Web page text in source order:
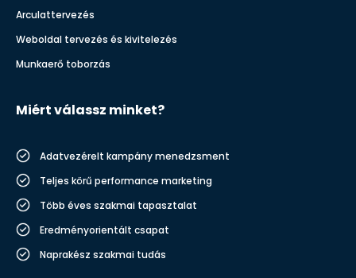
Arculattervezés
Weboldal tervezés és kivitelezés
Munkaerő toborzás
Miért válassz minket?
Adatvezérelt kampány menedzsment
Teljes körű performance marketing
Több éves szakmai tapasztalat
Eredményorientált csapat
Naprakész szakmai tudás